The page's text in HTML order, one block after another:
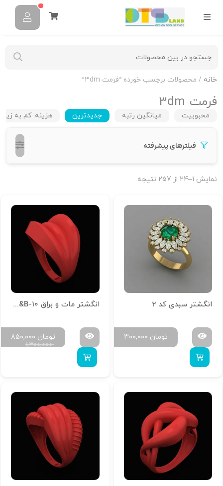
خانه / محصولات برچسب خورده “فرمت 3dm”
فرمت 3dm
محبوبیت میانگین رتبه جدیدترین هزینه: کم به زیاد
فیلترهای پیشرفته
نمایش 1–24 از 257 نتیجه
انگشتر سبدی کد 2
۳۰۰,۰۰۰ تومان
انگشتر مات و براق R-M&B-10
۱,۴۰۰,۰۰۰
۸۵۰,۰۰۰ تومان